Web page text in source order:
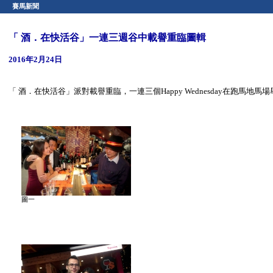
賽馬新聞
「 酒．在快活谷」一連三週谷中載譽重臨圖輯
2016年2月24日
「 酒．在快活谷」派對載譽重臨，一連三個Happy Wednesday在跑馬地馬
圖一